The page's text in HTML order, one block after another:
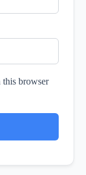
this browser